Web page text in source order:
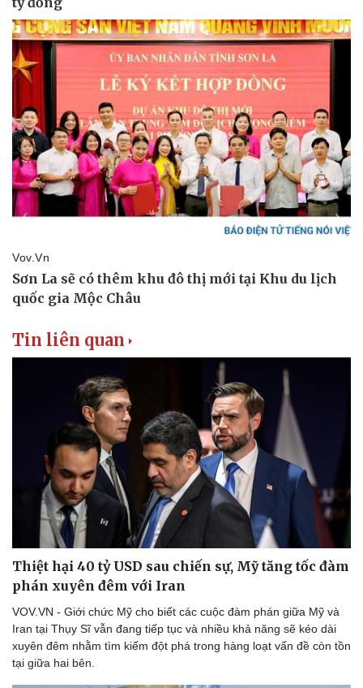
Lịch thi đấu bóng đá
Thế giới thể thao
Hậu trường
Xe máy
Tin liên quan
Thiệt hại 40 tỷ USD sau chiến sự, Mỹ tăng tốc đàm
phán xuyên đêm với Iran
VOV.VN - Giới chức Mỹ cho biết các cuộc đàm phán giữa Mỹ và
Iran tại Thụy Sĩ vẫn đang tiếp tục và nhiều khả năng sẽ kéo dài
xuyên đêm nhằm tìm kiếm đột phá trong hàng loạt vấn đề còn tồn
tại giữa hai bên.